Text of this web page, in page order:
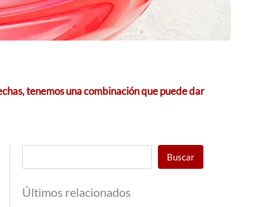
tenemos una combinación que puede dar
Buscar
Últimos relacionados